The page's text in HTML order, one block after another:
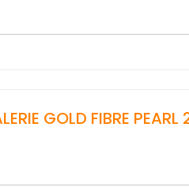
GOLD FIBRE PEARL